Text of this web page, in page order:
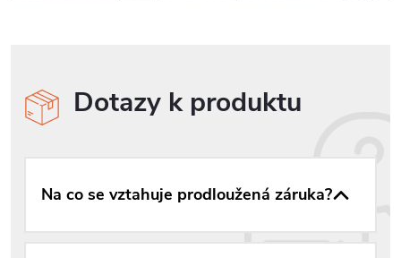
Dotazy k produktu
Na co se vztahuje prodloužená záruka?